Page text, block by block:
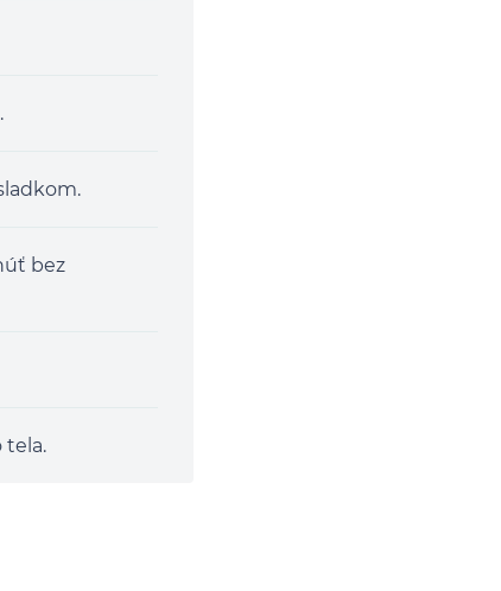
bez
tela.